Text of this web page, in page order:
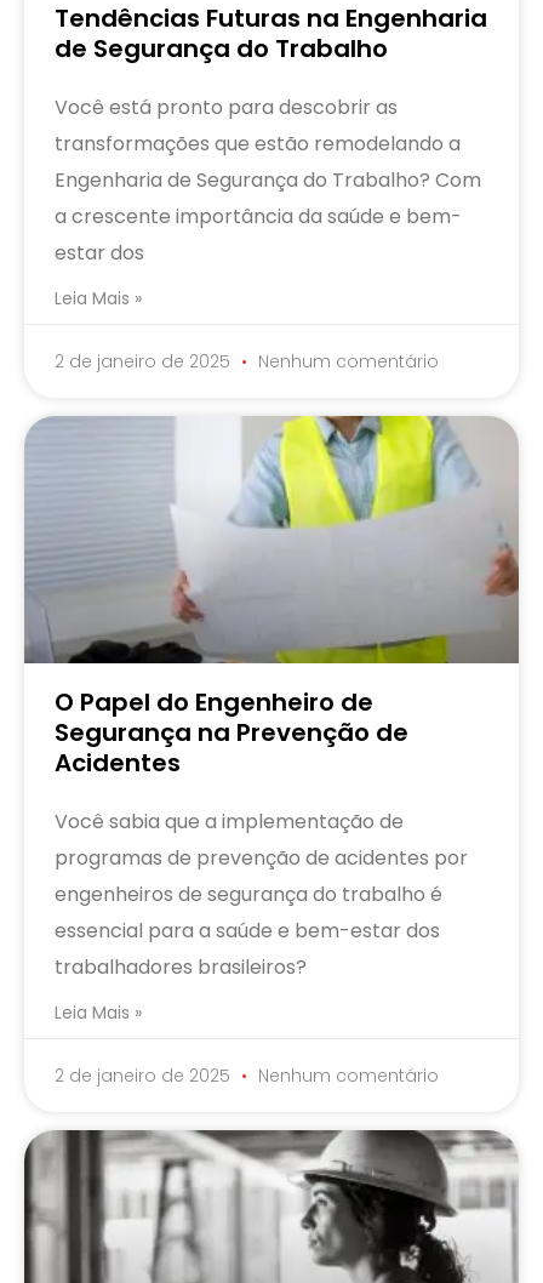
Tendências Futuras na Engenharia
de Segurança do Trabalho
Você está pronto para descobrir as
transformações que estão remodelando a
Engenharia de Segurança do Trabalho? Com
a crescente importância da saúde e bem-
estar dos
Leia Mais »
2 de janeiro de 2025 Nenhum comentário
O Papel do Engenheiro de
Segurança na Prevenção de
Acidentes
Você sabia que a implementação de
programas de prevenção de acidentes por
engenheiros de segurança do trabalho é
essencial para a saúde e bem-estar dos
trabalhadores brasileiros?
Leia Mais »
2 de janeiro de 2025 Nenhum comentário